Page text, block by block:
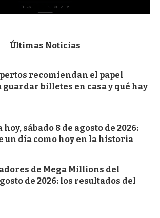
Últimas Noticias
recomiendan el papel
billetes en casa y qué hay
hoy, sábado 8 de agosto de 2026:
un día como hoy en la historia
de Mega Millions del
de 2026: los resultados del